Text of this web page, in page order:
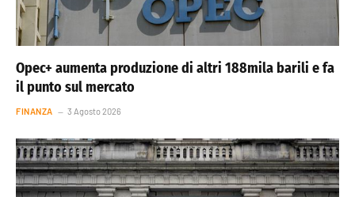
Opec+ aumenta produzione di altri 188mila barili e fa
il punto sul mercato
FINANZA 3 Agosto 2026